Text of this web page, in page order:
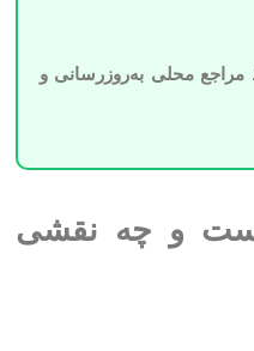
محلی به‌روزرسانی و
و چه نقشی